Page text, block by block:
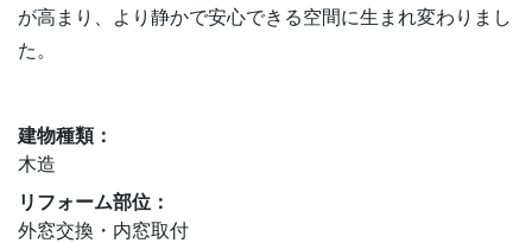
が高まり、より静かで安心できる空間に生まれ変わりまし
た。
建物種類：
木造
リフォーム部位：
外窓交換・内窓取付